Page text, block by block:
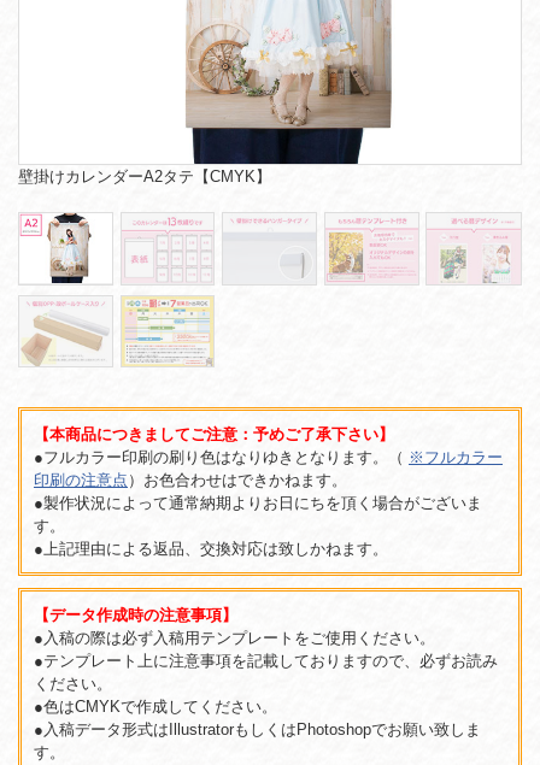
壁掛けカレンダーA2タテ【CMYK】
【本商品につきましてご注意：予めご了承下さい】
●フルカラー印刷の刷り色はなりゆきとなります。（ ※フルカラー
印刷の注意点 ）お色合わせはできかねます。
●製作状況によって通常納期よりお日にちを頂く場合がございま
す。
●上記理由による返品、交換対応は致しかねます。
【データ作成時の注意事項】
●入稿の際は必ず入稿用テンプレートをご使用ください。
●テンプレート上に注意事項を記載しておりますので、必ずお読み
ください。
●色はCMYKで作成してください。
●入稿データ形式はIllustratorもしくはPhotoshopでお願い致しま
す。